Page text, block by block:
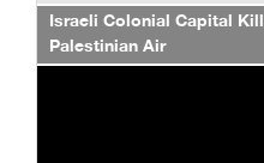
Israeli Colonial Capital
Palestinian Air